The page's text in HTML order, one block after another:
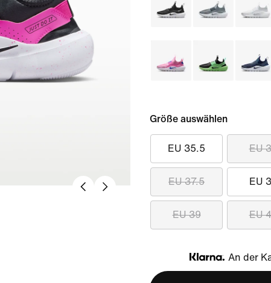
Größe auswählen
EU 35.5 EU
EU 37.5 EU
EU 39 EU
Klarna
An der